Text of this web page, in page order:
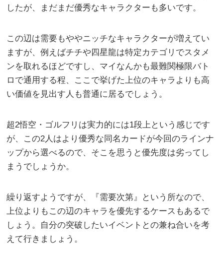
したが、まだまだ優秀なキャラクターも多いです。
この辺は需要もややニッチなキャラクターが増えてい
ますが、例えばチチや四星龍は特定カテゴリでスタメ
ンを取れるほどですし、マイなんかも最難関極限バト
ロで通用する程、ここで挙げた上位のキャラよりも高
い価値を見出す人も普通に居るでしょう。
超2悟空・ゴルフリは実力的には1段上という感じです
が、この2人はより優秀な同名カードが今回のラインナ
ップから選べるので、そこを思うと優先度は劣ってし
まうでしょうか。
繰り返すようですが、『需要次第』という所なので、
上位よりもこの辺のキャラを優先するケースもあるで
しょう。自分の突破したいイベントとの兼ね合いを考
えて行きましょう。